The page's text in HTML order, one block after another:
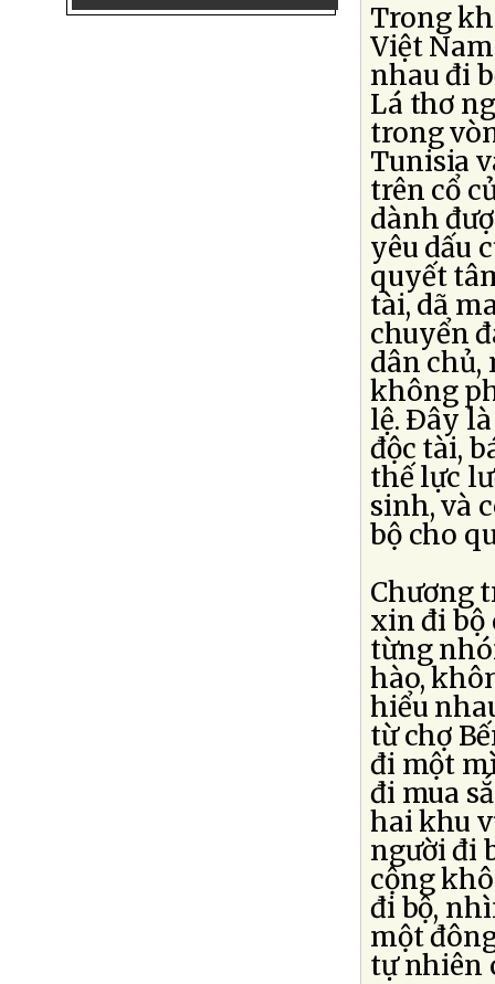
Trong
Việt
nhau đi
Lá thơ
trong
Tunisia
trên cổ
dành
yêu dấu
quyết
tài, dã
chuyển
dân chủ,
không
lệ. Ðây
độc tài,
thế lực
sinh, và
bộ cho
Chương
xin đi bộ
từng
hào,
hiểu
từ chợ
đi một
đi mua
hai khu
người đi
cộng
đi bộ,
một
tự nhiên